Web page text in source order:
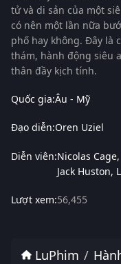
tử và di sản của một
có nên một lần nữa
phố hay không. Đây là
thám, hành động siêu
thân đầy kịch tính.
Quốc gia:Âu - Mỹ
Đạo diễn:Oren Uziel
Diễn viên:Nicolas Cage
Jack Huston
Lượt xem:56,455
LuPhim